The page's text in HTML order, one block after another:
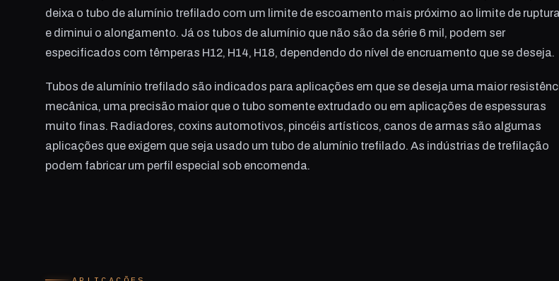
deixa o tubo de alumínio trefilado com um limite de escoamento mais próximo ao limite de ruptura
e diminui o alongamento. Já os tubos de alumínio que não são da série 6 mil, podem ser
especificados com têmperas H12, H14, H18, dependendo do nível de encruamento que se deseja.
Tubos de alumínio trefilado são indicados para aplicações em que se deseja uma maior
mecânica, uma precisão maior que o tubo somente extrudado ou em aplicações de espessuras
muito finas. Radiadores, coxins automotivos, pincéis artísticos, canos de armas são algumas
aplicações que exigem que seja usado um tubo de alumínio trefilado. As indústrias de trefilação
podem fabricar um perfil especial sob encomenda.